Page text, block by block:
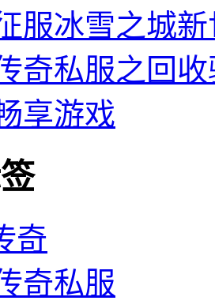
服冰雪之城
奇私服之回
享游戏
奇
奇私服